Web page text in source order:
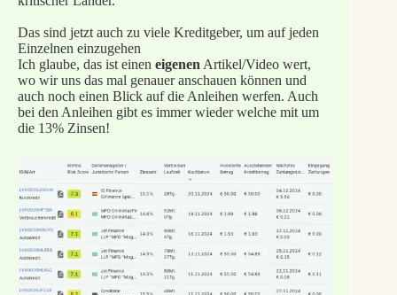
Das sind jetzt auch zu viele Kreditgeber, um auf jeden
Einzelnen einzugehen
Ich glaube, das ist einen eigenen Artikel/Video wert,
wo wir uns das mal genauer anschauen können und
auch noch einen Blick auf die Anleihen werfen. Auch
bei den Anleihen gibt es immer wieder welche mit um
die 13% Zinsen!